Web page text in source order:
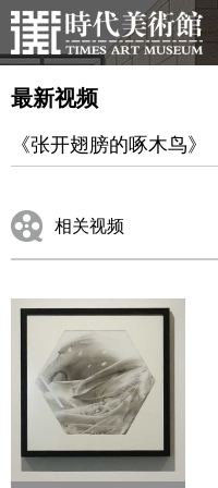
最新视频
《张开翅膀的啄木鸟》
相关视频